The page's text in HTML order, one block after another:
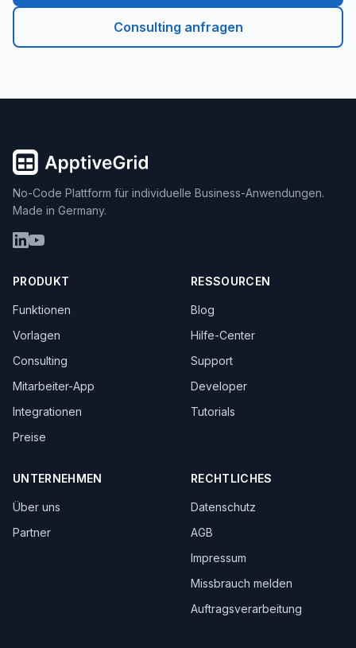
Consulting anfragen
No-Code Plattform für individuelle Business-Anwendungen.
Made in Germany.
PRODUKT
Funktionen
Vorlagen
Consulting
Mitarbeiter-App
Integrationen
Preise
RESSOURCEN
Blog
Hilfe-Center
Support
Developer
Tutorials
UNTERNEHMEN
Über uns
Partner
RECHTLICHES
Datenschutz
AGB
Impressum
Missbrauch melden
Auftragsverarbeitung